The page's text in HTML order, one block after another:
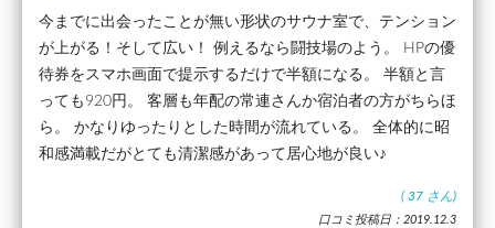
今までに出会ったことが無い形状のサウナ室で、テンション
が上がる！そして広い！ 例えるなら闘技場のよう。 HPの優
待券をスマホ画面で提示するだけで半額になる。 半額と言
っても920円。 客層も年配の常連さんか宿泊者の方がちらほ
ら。 かなりゆったりとした時間が流れている。 全体的に昭
和感満載だがとても清潔感があって居心地が良い♪
( 37 さん)
口コミ投稿日：2019.12.3